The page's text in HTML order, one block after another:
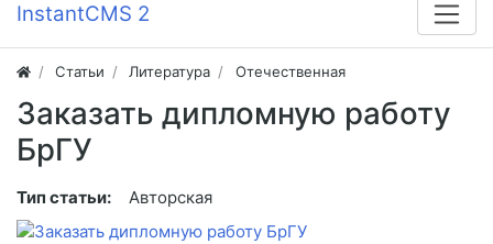
InstantCMS 2
Статьи Литература Отечественная
Заказать дипломную работу
БрГУ
Тип статьи: Авторская